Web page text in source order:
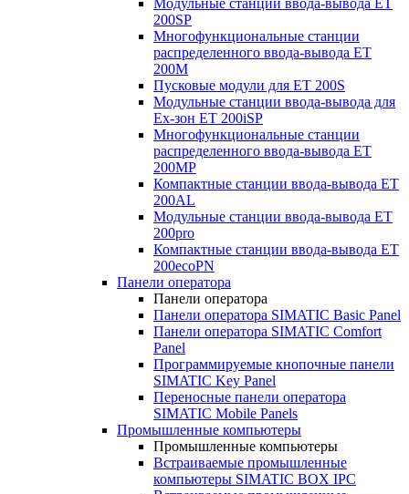
Модульные станции ввода-вывода ET
200SP
Многофункциональные станции
распределенного ввода-вывода ET
200M
Пусковые модули для ET 200S
Модульные станции ввода-вывода для
Ex-зон ET 200iSP
Многофункциональные станции
распределенного ввода-вывода ET
200MP
Компактные станции ввода-вывода ET
200AL
Модульные станции ввода-вывода ET
200pro
Компактные станции ввода-вывода ET
200ecoPN
Панели оператора
Панели оператора
Панели оператора SIMATIC Basic Panel
Панели оператора SIMATIC Comfort
Panel
Программируемые кнопочные панели
SIMATIC Key Panel
Переносные панели оператора
SIMATIC Mobile Panels
Промышленные компьютеры
Промышленные компьютеры
Встраиваемые промышленные
компьютеры SIMATIC BOX IPC